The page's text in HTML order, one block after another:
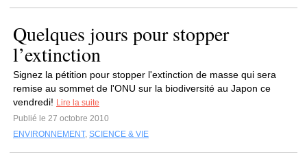
Quelques jours pour stopper
l’extinction
Signez la pétition pour stopper l'extinction de masse qui sera
remise au sommet de l'ONU sur la biodiversité au Japon ce
vendredi! Lire la suite
Publié le 27 octobre 2010
ENVIRONNEMENT, SCIENCE & VIE